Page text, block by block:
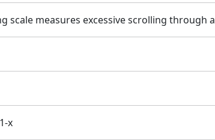
scale measures excessive scrolling
x